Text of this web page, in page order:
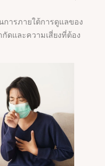
การภายใต้การดูแลของ
ดและความเสี่ยงที่ต้อง